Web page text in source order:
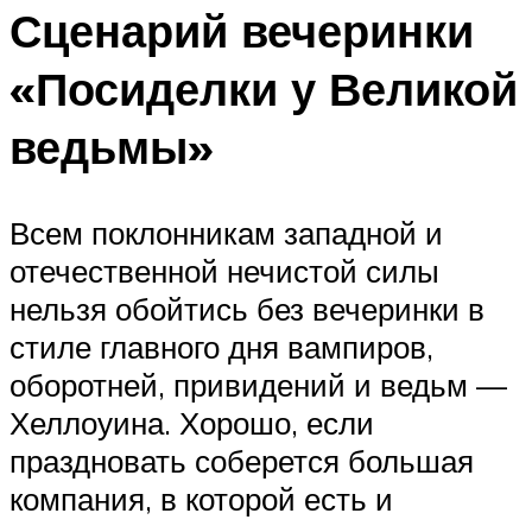
Сценарий вечеринки
«Посиделки у Великой
ведьмы»
Всем поклонникам западной и
отечественной нечистой силы
нельзя обойтись без вечеринки в
стиле главного дня вампиров,
оборотней, привидений и ведьм —
Хеллоуина. Хорошо, если
праздновать соберется большая
компания, в которой есть и